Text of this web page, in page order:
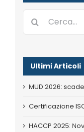
Cerca
per:
Ultimi Articoli
MUD 2026:
Certificazione
HACCP 2025: